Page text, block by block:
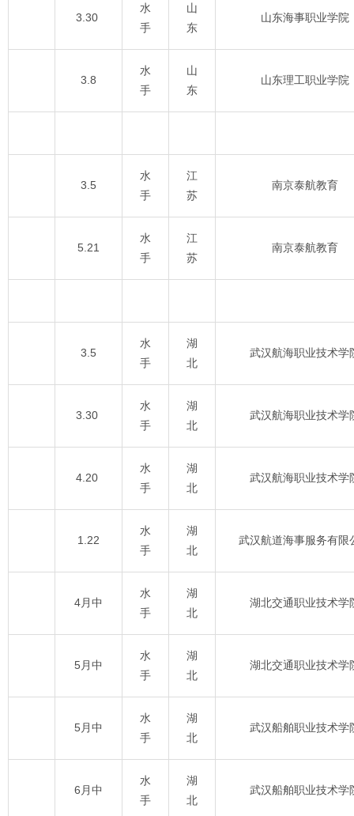
3.30
水
手
山
东
山东海事职业学院
3.8
水
手
山
东
山东理工职业学院
3.5
水
手
江
苏
南京泰航教育
5.21
水
手
江
苏
南京泰航教育
3.5
水
手
湖
北
武汉航海职业技术学
3.30
水
手
湖
北
武汉航海职业技术学
4.20
水
手
湖
北
武汉航海职业技术学
1.22
水
手
湖
北
武汉航道海事服务有限
4月中
水
手
湖
北
湖北交通职业技术学
5月中
水
手
湖
北
湖北交通职业技术学
5月中
水
手
湖
北
武汉船舶职业技术学
6月中
水
手
湖
北
武汉船舶职业技术学